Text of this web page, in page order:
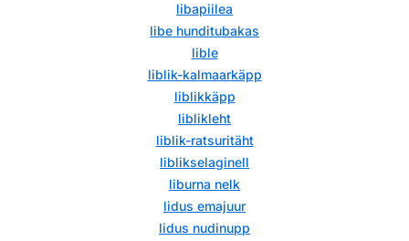
libapiilea
libe hunditubakas
lible
liblik-kalmaarkäpp
liblikkäpp
liblikleht
liblik-ratsuritäht
liblikselaginell
liburna nelk
lidus emajuur
lidus nudinupp